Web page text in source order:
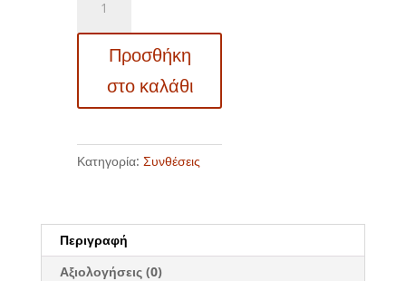
φρέσκα
λουλούδια
ποσότητα
Προσθήκη
στο καλάθι
Κατηγορία: Συνθέσεις
Περιγραφή
Αξιολογήσεις (0)